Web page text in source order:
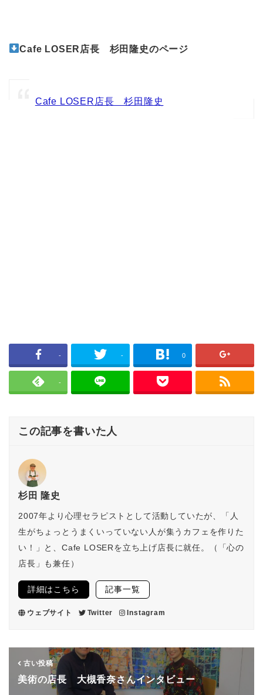
Cafe LOSER店長 杉田隆史のページ
Cafe LOSER店長 杉田隆史
- - 0
-
この記事を書いた人
杉田 隆史
2007年より心理セラピストとして活動していたが、「人
生がちょっとうまくいっていない人が集うカフェを作りた
い！」と、Cafe LOSERを立ち上げ店長に就任。（「心の
店長」も兼任）
詳細はこちら 記事一覧
ウェブサイト Twitter Instagram
古い投稿
美術の店長 大槻香奈さんインタビュー